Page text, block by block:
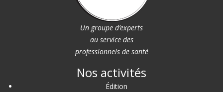
Un groupe d’experts
au service des
professionnels de santé
Nos activités
Édition